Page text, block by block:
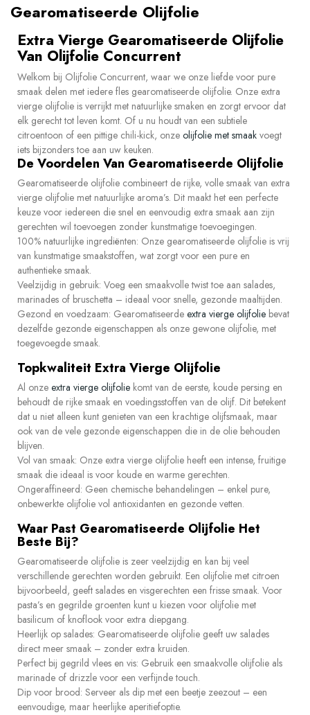
Gearomatiseerde Olijfolie
Extra Vierge Gearomatiseerde Olijfolie
Van Olijfolie Concurrent
Welkom bij Olijfolie Concurrent, waar we onze liefde voor pure
smaak delen met iedere fles gearomatiseerde olijfolie. Onze extra
vierge olijfolie is verrijkt met natuurlijke smaken en zorgt ervoor dat
elk gerecht tot leven komt. Of u nu houdt van een subtiele
citroentoon of een pittige chili-kick, onze olijfolie met smaak voegt
iets bijzonders toe aan uw keuken.
De Voordelen Van Gearomatiseerde Olijfolie
Gearomatiseerde olijfolie combineert de rijke, volle smaak van extra
vierge olijfolie met natuurlijke aroma’s. Dit maakt het een perfecte
keuze voor iedereen die snel en eenvoudig extra smaak aan zijn
gerechten wil toevoegen zonder kunstmatige toevoegingen.
100% natuurlijke ingrediënten: Onze gearomatiseerde olijfolie is vrij
van kunstmatige smaakstoffen, wat zorgt voor een pure en
authentieke smaak.
Veelzijdig in gebruik: Voeg een smaakvolle twist toe aan salades,
marinades of bruschetta – ideaal voor snelle, gezonde maaltijden.
Gezond en voedzaam: Gearomatiseerde extra vierge olijfolie bevat
dezelfde gezonde eigenschappen als onze gewone olijfolie, met
toegevoegde smaak.
Topkwaliteit Extra Vierge Olijfolie
Al onze extra vierge olijfolie komt van de eerste, koude persing en
behoudt de rijke smaak en voedingsstoffen van de olijf. Dit betekent
dat u niet alleen kunt genieten van een krachtige olijfsmaak, maar
ook van de vele gezonde eigenschappen die in de olie behouden
blijven.
Vol van smaak: Onze extra vierge olijfolie heeft een intense, fruitige
smaak die ideaal is voor koude en warme gerechten.
Ongeraffineerd: Geen chemische behandelingen – enkel pure,
onbewerkte olijfolie vol antioxidanten en gezonde vetten.
Waar Past Gearomatiseerde Olijfolie Het
Beste Bij?
Gearomatiseerde olijfolie is zeer veelzijdig en kan bij veel
verschillende gerechten worden gebruikt. Een olijfolie met citroen
bijvoorbeeld, geeft salades en visgerechten een frisse smaak. Voor
pasta’s en gegrilde groenten kunt u kiezen voor olijfolie met
basilicum of knoflook voor extra diepgang.
Heerlijk op salades: Gearomatiseerde olijfolie geeft uw salades
direct meer smaak – zonder extra kruiden.
Perfect bij gegrild vlees en vis: Gebruik een smaakvolle olijfolie als
marinade of drizzle voor een verfijnde touch.
Dip voor brood: Serveer als dip met een beetje zeezout – een
eenvoudige, maar heerlijke aperitiefoptie.